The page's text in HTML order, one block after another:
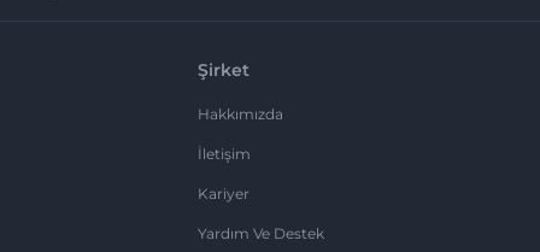
Şirket
Hakkımızda
İletişim
Kariyer
Yardım Ve Destek